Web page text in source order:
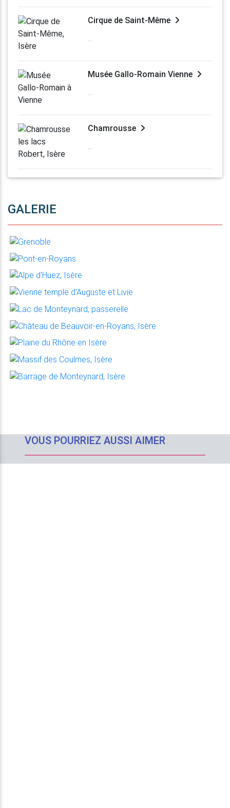
Cirque de Saint-Même
...
Musée Gallo-Romain Vienne
...
Chamrousse
...
GALERIE
VOUS POURRIEZ AUSSI AIMER